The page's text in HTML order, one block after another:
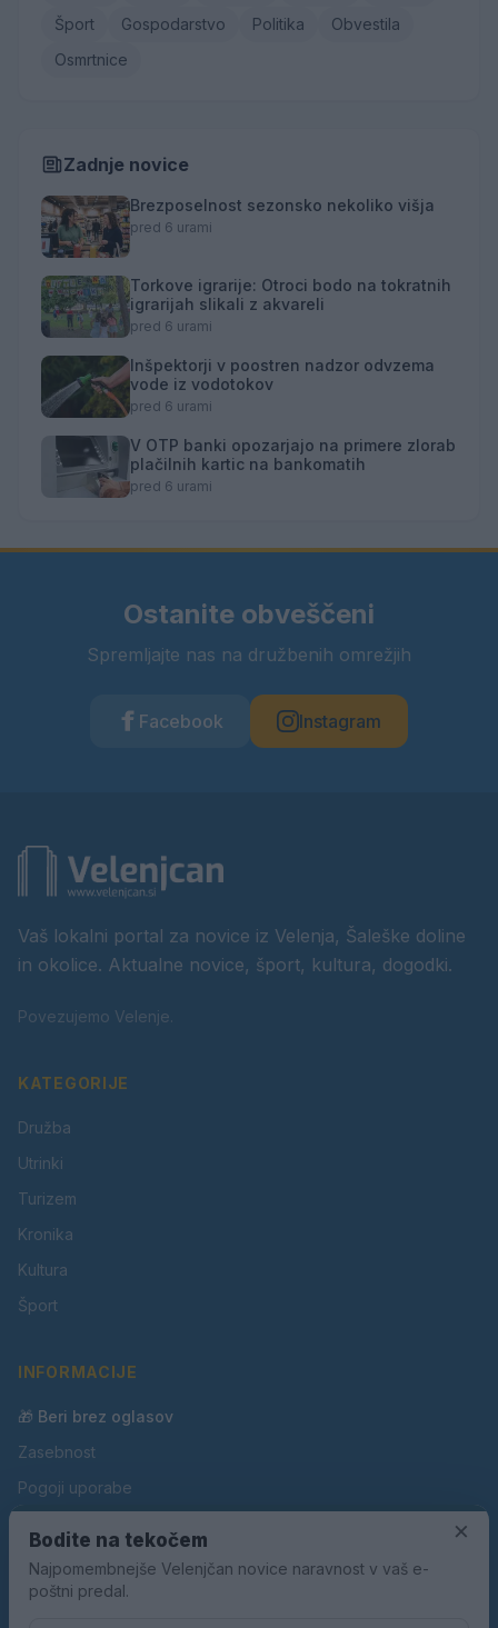
Šport
Gospodarstvo Politika
Obvestila
Osmrtnice
Zadnje novice
Brezposelnost sezonsko nekoliko višja
pred 6 urami
Torkove igrarije: Otroci bodo na tokratnih
igrarijah slikali z akvareli
pred 6 urami
Inšpektorji v poostren nadzor odvzema
vode iz vodotokov
pred 6 urami
V OTP banki opozarjajo na primere zlorab
plačilnih kartic na bankomatih
pred 6 urami
Ostanite obveščeni
Spremljajte nas na družbenih omrežjih
Facebook Instagram
Vaš lokalni portal za novice iz Velenja, Šaleške doline
in okolice. Aktualne novice, šport, kultura, dogodki.
Povezujemo Velenje.
KATEGORIJE
Družba
Utrinki
Turizem
Kronika
Kultura
Šport
INFORMACIJE
🎁 Beri brez oglasov
Zasebnost
Pogoji uporabe
Oglaševanje
Kontakt
×
Bodite na tekočem
Najpomembnejše Velenjčan novice naravnost v vaš e-
poštni predal.